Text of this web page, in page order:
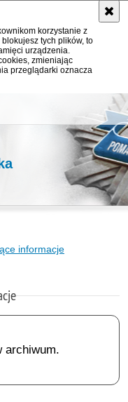
korzystanie z
tych plików, to
urządzenia.
zmieniając
przeglądarki oznacza
informacje
archiwum.